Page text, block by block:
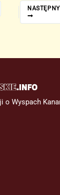
NASTĘPNY
o Wyspach